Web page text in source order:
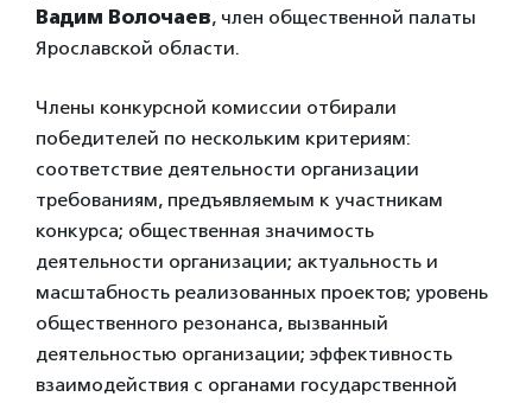
Вадим Волочаев, член общественной палаты
Ярославской области.
Члены конкурсной комиссии отбирали
победителей по нескольким критериям:
соответствие деятельности организации
требованиям, предъявляемым к участникам
конкурса; общественная значимость
деятельности организации; актуальность и
масштабность реализованных проектов; уровень
общественного резонанса, вызванный
деятельностью организации; эффективность
взаимодействия с органами государственной